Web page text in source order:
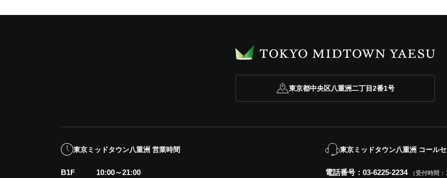
東京都中央区八重洲二丁目2番1号
東京ミッドタウン八重洲 営業時間
B1F
10:00～21:00
東京ミッドタウン八重洲 コール
電話番号：03-6225-2234 （受付時間